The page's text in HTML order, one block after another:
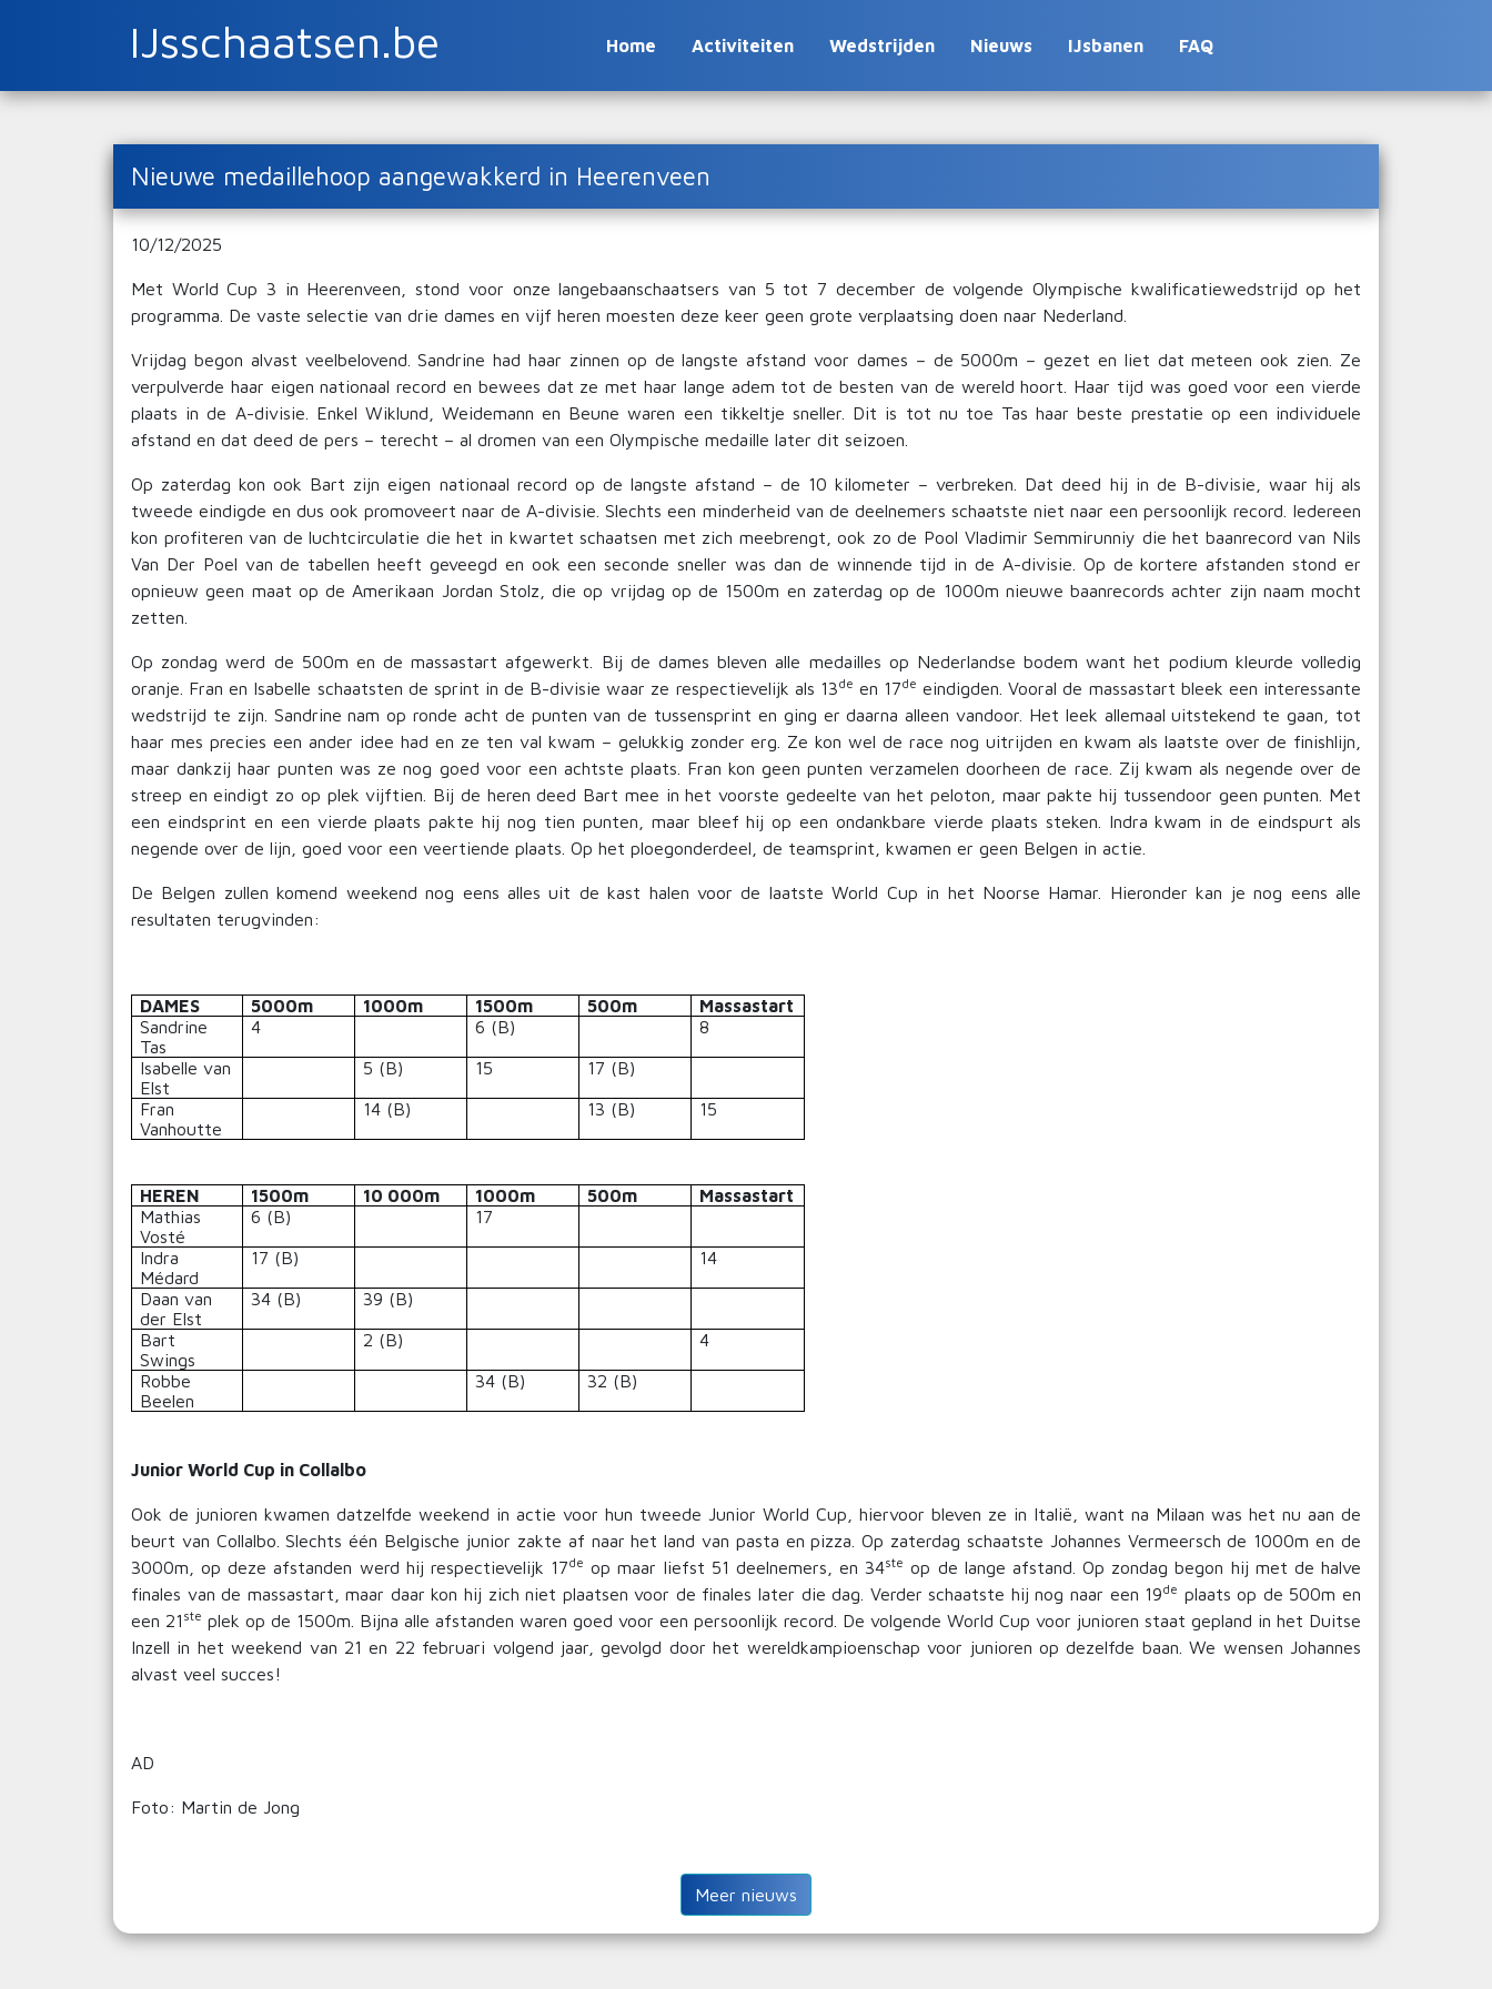
IJsschaatsen.be Home Activiteiten Wedstrijden Nieuws IJsbanen FAQ
Nieuwe medaillehoop aangewakkerd in Heerenveen
10/12/2025
Met World Cup 3 in Heerenveen, stond voor onze langebaanschaatsers van 5 tot 7 december de volgende Olympische kwalificatiewedstrijd op het
programma. De vaste selectie van drie dames en vijf heren moesten deze keer geen grote verplaatsing doen naar Nederland.
Vrijdag begon alvast veelbelovend. Sandrine had haar zinnen op de langste afstand voor dames – de 5000m – gezet en liet dat meteen ook zien. Ze
verpulverde haar eigen nationaal record en bewees dat ze met haar lange adem tot de besten van de wereld hoort. Haar tijd was goed voor een vierde
plaats in de A-divisie. Enkel Wiklund, Weidemann en Beune waren een tikkeltje sneller. Dit is tot nu toe Tas haar beste prestatie op een individuele
afstand en dat deed de pers – terecht – al dromen van een Olympische medaille later dit seizoen.
Op zaterdag kon ook Bart zijn eigen nationaal record op de langste afstand – de 10 kilometer – verbreken. Dat deed hij in de B-divisie, waar hij als
tweede eindigde en dus ook promoveert naar de A-divisie. Slechts een minderheid van de deelnemers schaatste niet naar een persoonlijk record. Iedereen
kon profiteren van de luchtcirculatie die het in kwartet schaatsen met zich meebrengt, ook zo de Pool Vladimir Semmirunniy die het baanrecord van Nils
Van Der Poel van de tabellen heeft geveegd en ook een seconde sneller was dan de winnende tijd in de A-divisie. Op de kortere afstanden stond er
opnieuw geen maat op de Amerikaan Jordan Stolz, die op vrijdag op de 1500m en zaterdag op de 1000m nieuwe baanrecords achter zijn naam mocht
zetten.
Op zondag werd de 500m en de massastart afgewerkt. Bij de dames bleven alle medailles op Nederlandse bodem want het podium kleurde volledig
oranje. Fran en Isabelle schaatsten de sprint in de B-divisie waar ze respectievelijk als 13de en 17de eindigden. Vooral de massastart bleek een interessante
wedstrijd te zijn. Sandrine nam op ronde acht de punten van de tussensprint en ging er daarna alleen vandoor. Het leek allemaal uitstekend te gaan, tot
haar mes precies een ander idee had en ze ten val kwam – gelukkig zonder erg. Ze kon wel de race nog uitrijden en kwam als laatste over de finishlijn,
maar dankzij haar punten was ze nog goed voor een achtste plaats. Fran kon geen punten verzamelen doorheen de race. Zij kwam als negende over de
streep en eindigt zo op plek vijftien. Bij de heren deed Bart mee in het voorste gedeelte van het peloton, maar pakte hij tussendoor geen punten. Met
een eindsprint en een vierde plaats pakte hij nog tien punten, maar bleef hij op een ondankbare vierde plaats steken. Indra kwam in de eindspurt als
negende over de lijn, goed voor een veertiende plaats. Op het ploegonderdeel, de teamsprint, kwamen er geen Belgen in actie.
De Belgen zullen komend weekend nog eens alles uit de kast halen voor de laatste World Cup in het Noorse Hamar. Hieronder kan je nog eens alle
resultaten terugvinden:
DAMES 5000m 1000m 1500m 500m
Massastart
Sandrine
Tas
4 6 (B) 8
Isabelle van
Elst
5 (B) 15 17 (B)
Fran
Vanhoutte
14 (B) 13 (B) 15
HEREN 1500m 10 000m 1000m 500m
Massastart
Mathias
Vosté
6 (B) 17
Indra
Médard
17 (B) 14
Daan van
der Elst
34 (B) 39 (B)
Bart
Swings
2 (B) 4
Robbe
Beelen
34 (B) 32 (B)
Junior World Cup in Collalbo
Ook de junioren kwamen datzelfde weekend in actie voor hun tweede Junior World Cup, hiervoor bleven ze in Italië, want na Milaan was het nu aan de
beurt van Collalbo. Slechts één Belgische junior zakte af naar het land van pasta en pizza. Op zaterdag schaatste Johannes Vermeersch de 1000m en de
3000m, op deze afstanden werd hij respectievelijk 17de op maar liefst 51 deelnemers, en 34ste op de lange afstand. Op zondag begon hij met de halve
finales van de massastart, maar daar kon hij zich niet plaatsen voor de finales later die dag. Verder schaatste hij nog naar een 19de plaats op de 500m en
een 21 ste plek op de 1500m. Bijna alle afstanden waren goed voor een persoonlijk record. De volgende World Cup voor junioren staat gepland in het Duitse
Inzell in het weekend van 21 en 22 februari volgend jaar, gevolgd door het wereldkampioenschap voor junioren op dezelfde baan. We wensen Johannes
alvast veel succes!
AD
Foto: Martin de Jong
Meer nieuws